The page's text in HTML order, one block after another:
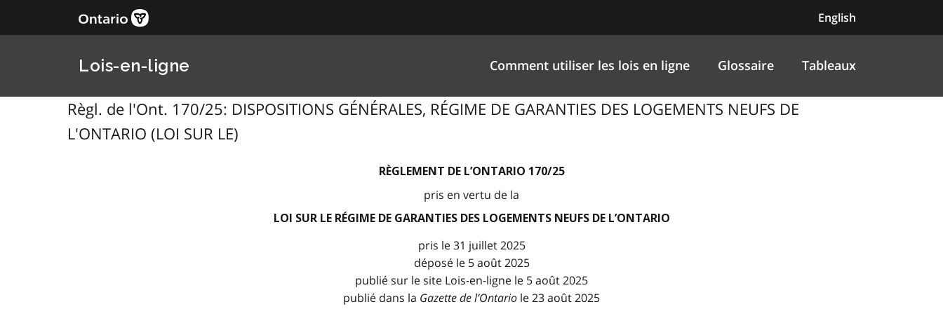
English
Lois-en-ligne Comment utiliser les lois en ligne Glossaire Tableaux
Règl. de l'Ont. 170/25: DISPOSITIONS GÉNÉRALES, RÉGIME DE GARANTIES DES LOGEMENTS NEUFS DE
L'ONTARIO (LOI SUR LE)
RÈGLEMENT DE L’ONTARIO 170/25
pris en vertu de la
LOI SUR LE RÉGIME DE GARANTIES DES LOGEMENTS NEUFS DE L’ONTARIO
pris le 31 juillet 2025
déposé le 5 août 2025
publié sur le site Lois-en-ligne le 5 août 2025
publié dans la Gazette de l’Ontario le 23 août 2025